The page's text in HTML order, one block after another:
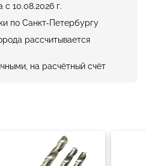
с 10.08.2026 г.
по Санкт-Петербургу
рассчитывается
на расчётный счёт